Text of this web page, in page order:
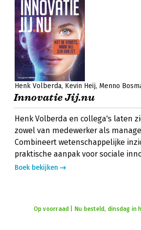
Henk Volberda Kevin Heij Menno
Innovatie Jij.nu
Henk Volberda en collega's laten
zowel van medewerker als
Combineert wetenschappelijke
praktische aanpak voor sociale
Boek bekijken
Op voorraad | Nu besteld, dinsdag in